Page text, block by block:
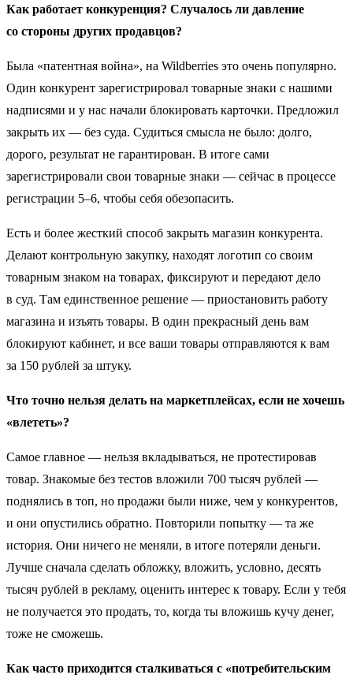
Как работает конкуренция? Случалось ли давление
со стороны других продавцов?
Была «патентная война», на Wildberries это очень популярно.
Один конкурент зарегистрировал товарные знаки с нашими
надписями и у нас начали блокировать карточки. Предложил
закрыть их — без суда. Судиться смысла не было: долго,
дорого, результат не гарантирован. В итоге сами
зарегистрировали свои товарные знаки — сейчас в процессе
регистрации 5–6, чтобы себя обезопасить.
Есть и более жесткий способ закрыть магазин конкурента.
Делают контрольную закупку, находят логотип со своим
товарным знаком на товарах, фиксируют и передают дело
в суд. Там единственное решение — приостановить работу
магазина и изъять товары. В один прекрасный день вам
блокируют кабинет, и все ваши товары отправляются к вам
за 150 рублей за штуку.
Что точно нельзя делать на маркетплейсах, если не хочешь
«влететь»?
Самое главное — нельзя вкладываться, не протестировав
товар. Знакомые без тестов вложили 700 тысяч рублей —
поднялись в топ, но продажи были ниже, чем у конкурентов,
и они опустились обратно. Повторили попытку — та же
история. Они ничего не меняли, в итоге потеряли деньги.
Лучше сначала сделать обложку, вложить, условно, десять
тысяч рублей в рекламу, оценить интерес к товару. Если у тебя
не получается это продать, то, когда ты вложишь кучу денег,
тоже не сможешь.
Как часто приходится сталкиваться с «потребительским